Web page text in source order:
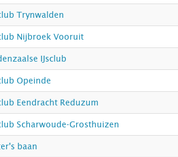
Trynwalden
Nijbroek Vooruit
IJsclub
Opeinde
Eendracht Reduzum
Scharwoude-Grosthuizen
baan